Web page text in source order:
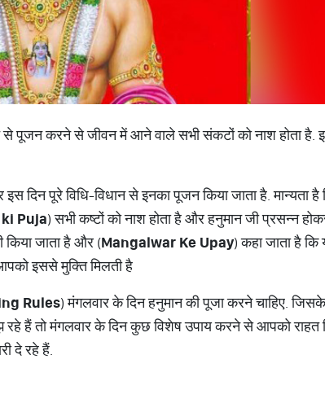
से पूजन करने से जीवन में आने वाले सभी संकटों को नाश होता है.
दिन पूरे विधि-विधान से इनका पूजन किया जाता है. मान्यता है
Puja) सभी कष्टों को नाश होता है और हनुमान जी प्रसन्न
किया जाता है और (Mangalwar Ke Upay) कहा जाता है
इससे मुक्ति मिलती है
Rules) मंगलवार के दिन हनुमान की पूजा करने चाहिए.
हैं तो मंगलवार के दिन कुछ विशेष उपाय करने से आपको राहत
दे रहे हैं.